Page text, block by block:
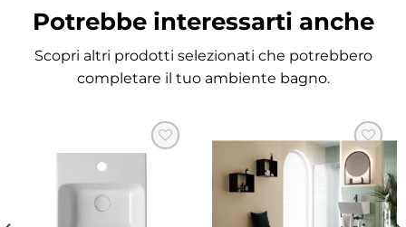
durata offrendo un supporto sicuro al
soffione doccia.
Soffione rettangolare in ABS
spessore 1,5 cm in ABS offre una
distribuzione uniforme dell’acqua
garantendo una doccia piacevole e rilassante
dal design moderno ed elegante.
Potrebbe interessarti anche
Scopri altri prodotti selezionati che potrebbero
completare il tuo ambiente bagno.